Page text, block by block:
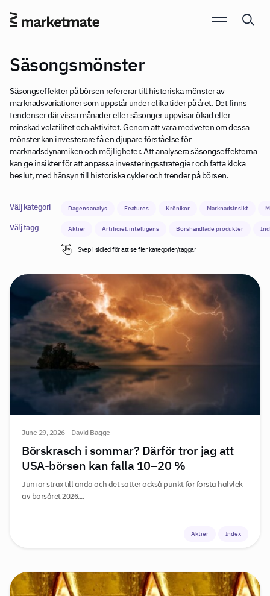
Säsongsmönster
Säsongseffekter på börsen refererar till historiska mönster av
marknadsvariationer som uppstår under olika tider på året. Det finns
tendenser där vissa månader eller säsonger uppvisar ökad eller
minskad volatilitet och aktivitet. Genom att vara medveten om dessa
mönster kan investerare få en djupare förståelse för
marknadsdynamiken och möjligheter. Att analysera säsongseffekterna
kan ge insikter för att anpassa investeringsstrategier och fatta kloka
beslut, med hänsyn till historiska cykler och trender på börsen.
Välj kategori Dagens analys Features Krönikor Marknadsinsikt
Välj tagg Aktier Artificiell intelligens Börshandlade produkter
Svep i sidled för att se fler kategorier/taggar
June 29, 2026 David Bagge
Börskrasch i sommar? Därför tror jag att
USA-börsen kan falla 10–20 %
Juni är strax till ända och det sätter också punkt för första halvlek
av börsåret 2026....
Aktier Index